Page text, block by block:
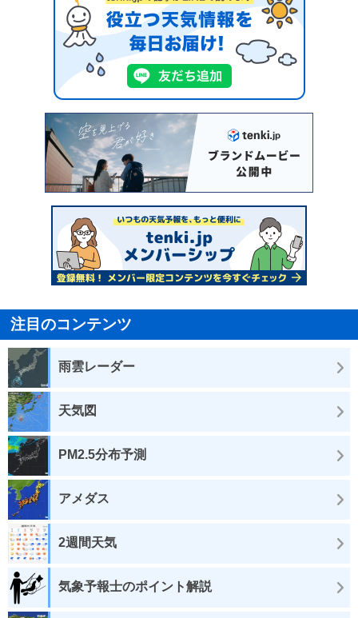
注目のコンテンツ
雨雲レーダー
天気図
PM2.5分布予測
アメダス
2週間天気
気象予報士のポイント解説